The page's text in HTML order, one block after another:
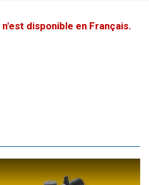
disponible en Français.